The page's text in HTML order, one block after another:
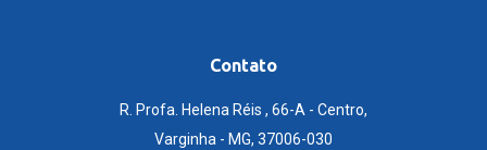
Contato
R. Profa. Helena Réis , 66-A - Centro,
Varginha - MG, 37006-030